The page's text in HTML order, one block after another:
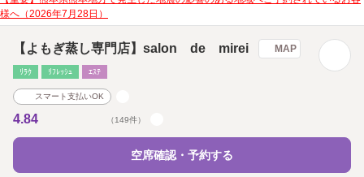
様へ（2026年7月28日）
【よもぎ蒸し専門店】salon de mirei MAP
ﾘﾗｸ ﾘﾌﾚｯｼｭ ｴｽﾃ
スマート支払いOK
4.84 （149件）
空席確認・予約する